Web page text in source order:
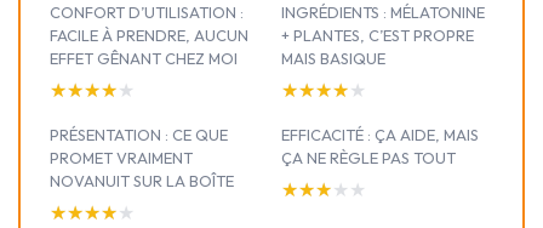
CONFORT D’UTILISATION :
FACILE À PRENDRE, AUCUN
EFFET GÊNANT CHEZ MOI
★★★★★
★★★★★
INGRÉDIENTS : MÉLATONINE
+ PLANTES, C’EST PROPRE
MAIS BASIQUE
★★★★★
★★★★★
PRÉSENTATION : CE QUE
PROMET VRAIMENT
NOVANUIT SUR LA BOÎTE
★★★★★
★★★★★
EFFICACITÉ : ÇA AIDE, MAIS
ÇA NE RÈGLE PAS TOUT
★★★★★
★★★★★